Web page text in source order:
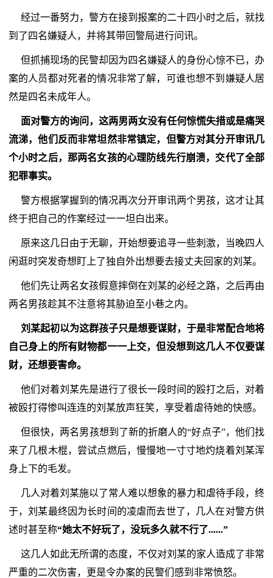
经过一番努力，警方在接到报案的二十四小时之后，就找
到了四名嫌疑人，并将其带回警局进行问讯。
但抓捕现场的民警却因为四名嫌疑人的身份心惊不已，办
案的人员都对死者的情况非常了解，可谁也想不到嫌疑人居
然是四名未成年人。
面对警方的询问，这两男两女没有任何惊慌失措或是痛哭
流涕，他们反而非常坦然非常镇定，但警方对其分开审讯几
个小时之后，那两名女孩的心理防线先行崩溃，交代了全部
犯罪事实。
警方根据掌握到的情况再次分开审讯两个男孩，这才让其
终于把自己的作案经过一一坦白出来。
原来这几日由于无聊，开始想要追寻一些刺激，当晚四人
闲逛时突发奇想盯上了独自外出想要去接丈夫回家的刘某。
他们先让两名女孩假意摔倒在刘某的必经之路，之后再由
两名男孩趁其不注意将其胁迫至小巷之内。
刘某起初以为这群孩子只是想要谋财，于是非常配合地将
自己身上的所有财物都一一上交，但没想到这几人不仅要谋
财，还想要害命。
他们对着刘某先是进行了很长一段时间的殴打之后，对着
被殴打得惨叫连连的刘某放声狂笑，享受着虐待她的快感。
但很快，两名男孩想到了新的折磨人的“好点子”，他们找
来了几根木棍，尝试点燃后，慢慢地一寸寸地灼烧着刘某浑
身上下的毛发。
几人对着刘某施以了常人难以想象的暴力和虐待手段，终
于，刘某最终因为长时间的凌虐而去世了，几人在对警方供
述时甚至称“她太不好玩了，没玩多久就不行了......”
这几人如此无所谓的态度，不仅对刘某的家人造成了非常
严重的二次伤害，更是令办案的民警们感到非常愤怒。